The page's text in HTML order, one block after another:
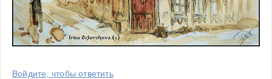
Войдите, чтобы ответить